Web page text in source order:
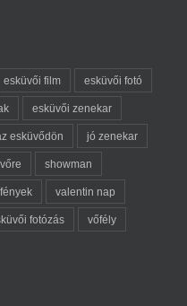
esküvői film esküvői fotó
esküvői zenekar
esküvődön jó zenekar
showman
valentin nap
fotózás vőfély